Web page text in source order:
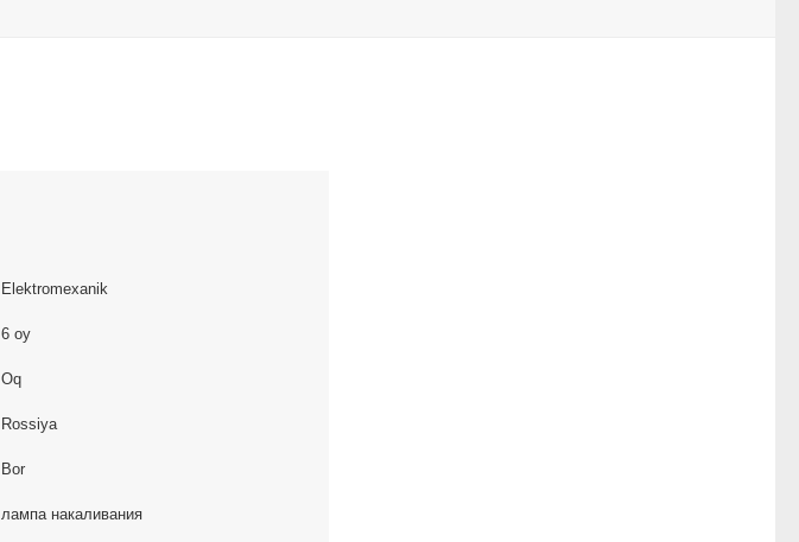
Elektromexanik
6 oy
Oq
Rossiya
Bor
лампа накаливания